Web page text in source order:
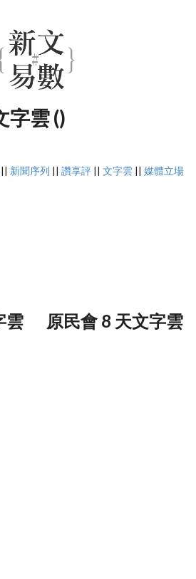
字雲 ()
|| 新聞序列 || 讚享評 || 文字雲 || 媒體立場
雲 原民會 8 天文字雲